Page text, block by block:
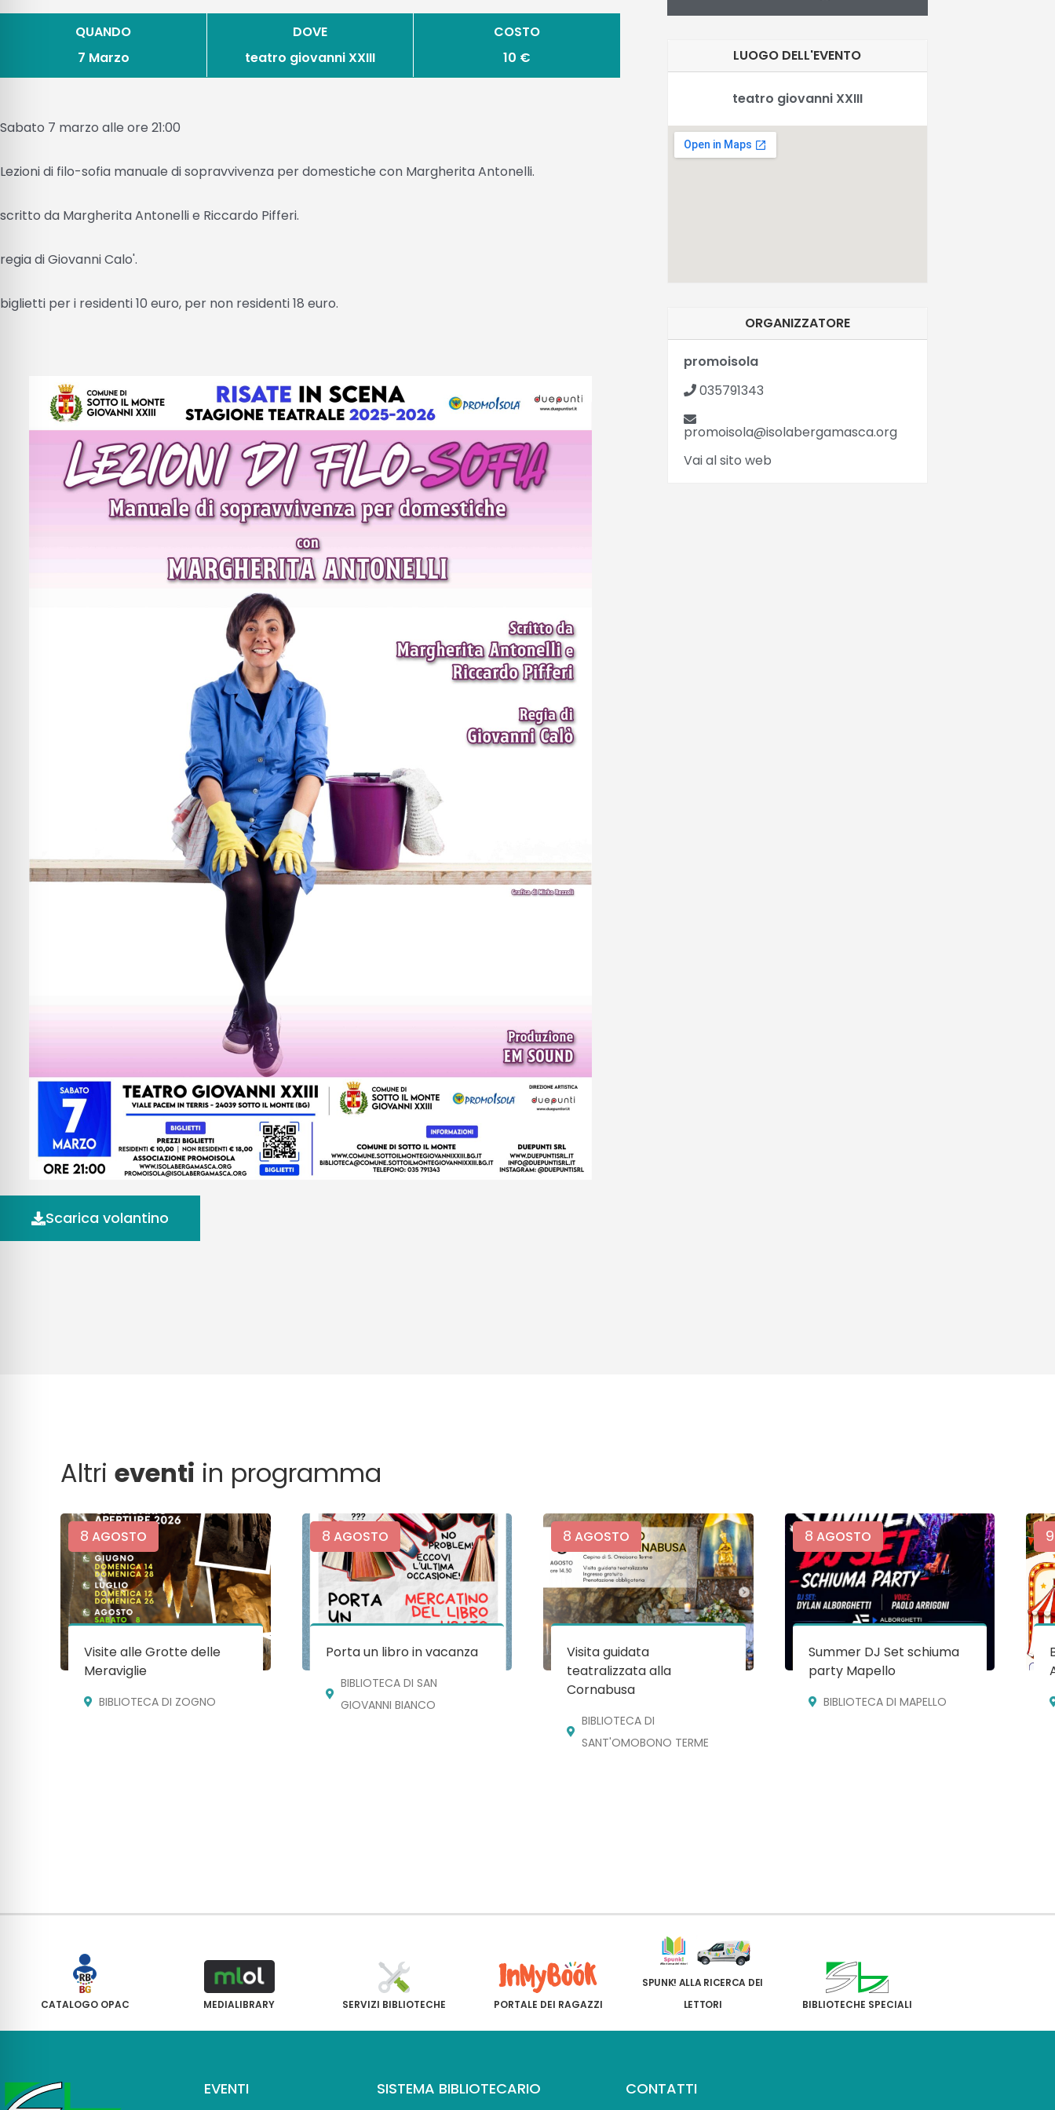
QUANDO
7 Marzo
DOVE
teatro giovanni XXIII
COSTO
10 €
Sabato 7 marzo alle ore 21:00
Lezioni di filo-sofia manuale di sopravvivenza per domestiche con Margherita Antonelli.
scritto da Margherita Antonelli e Riccardo Pifferi.
regia di Giovanni Calo'.
biglietti per i residenti 10 euro, per non residenti 18 euro.
Scarica volantino
LUOGO DELL'EVENTO
teatro giovanni XXIII
ORGANIZZATORE
promoisola
035791343
promoisola@isolabergamasca.org
Vai al sito web
Altrieventi in programma
8 AGOSTO
Visite alle Grotte delle
Meraviglie
BIBLIOTECA DI ZOGNO
8 AGOSTO
Porta un libro in vacanza
BIBLIOTECA DI SAN
GIOVANNI BIANCO
8 AGOSTO
Visita guidata
teatralizzata alla
Cornabusa
BIBLIOTECA DI
SANT'OMOBONO TERME
8 AGOSTO
Summer DJ Set schiuma
party Mapello
BIBLIOTECA DI MAPELLO
9
CATALOGO OPAC MEDIALIBRARY SERVIZI BIBLIOTECHE PORTALE DEI RAGAZZI
SPUNK! ALLA RICERCA DEI
LETTORI
BIBLIOTECHE SPECIALI
EVENTI
SISTEMA BIBLIOTECARIO CONTATTI